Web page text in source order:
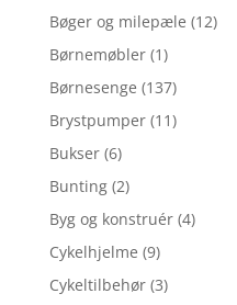
Bøger og milepæle (12)
Børnemøbler (1)
Børnesenge (137)
Brystpumper (11)
Bukser (6)
Bunting (2)
Byg og konstruér (4)
Cykelhjelme (9)
Cykeltilbehør (3)